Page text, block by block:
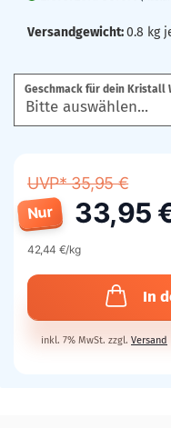
Versandgewicht:0.8 kg
Geschmack für dein Kristall
UVP* 35,95 €
Nur 33,95
42,44 €/kg
In
inkl. 7% MwSt. zzgl. Versand